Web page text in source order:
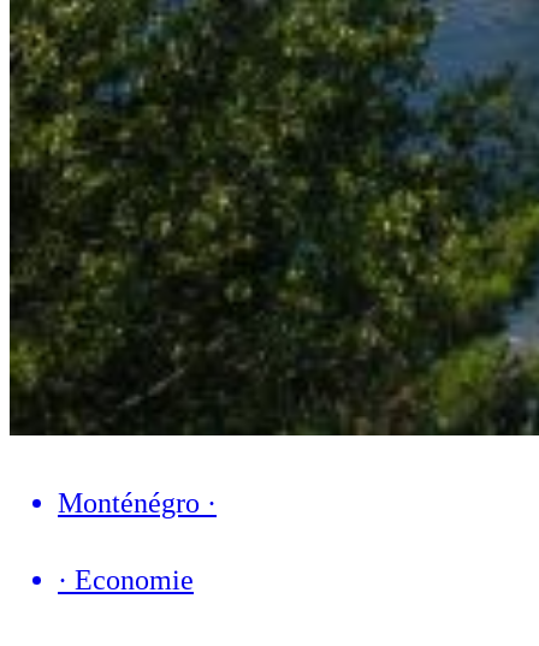
Monténégro ·
· Economie